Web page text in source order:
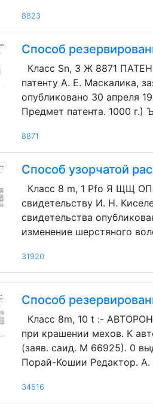
8823
Способ
Класс Sn, 3 Ж 8871
патенту А. Е. Маскалика,
опубликовано 30 апреля
Предмет патента. 1000 г.)
8871
Способ узорчатой
Класс 8 m, 1 Pfo Я ЩЩ
свидетельству И. Н.
свидетельства
изменение шерстяного
31920
Способ
Класс 8m, 10 t :-
при крашении мехов. К
(заяв. саид. М 66925). 0
Порай-Кошии Редактор. А.
34516